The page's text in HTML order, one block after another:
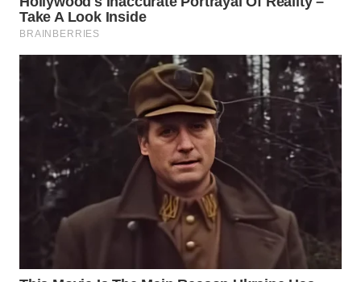
UTARA
SAMOSIR
PADANG
WN
SUMEDANG